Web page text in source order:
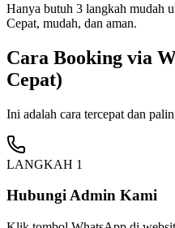
Hanya butuh 3 langkah mudah
Cepat, mudah, dan aman.
Cara Booking via
Cepat)
Ini adalah cara tercepat dan
LANGKAH 1
Hubungi Admin Kami